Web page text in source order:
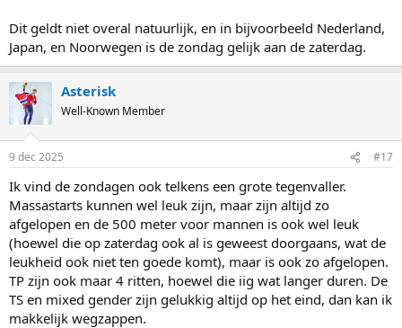
Dit geldt niet overal natuurlijk, en in bijvoorbeeld Nederland,
Japan, en Noorwegen is de zondag gelijk aan de zaterdag.
Asterisk
Well-Known Member
9 dec 2025 #17
Ik vind de zondagen ook telkens een grote tegenvaller.
Massastarts kunnen wel leuk zijn, maar zijn altijd zo
afgelopen en de 500 meter voor mannen is ook wel leuk
(hoewel die op zaterdag ook al is geweest doorgaans, wat de
leukheid ook niet ten goede komt), maar is ook zo afgelopen.
TP zijn ook maar 4 ritten, hoewel die iig wat langer duren. De
TS en mixed gender zijn gelukkig altijd op het eind, dan kan ik
makkelijk wegzappen.